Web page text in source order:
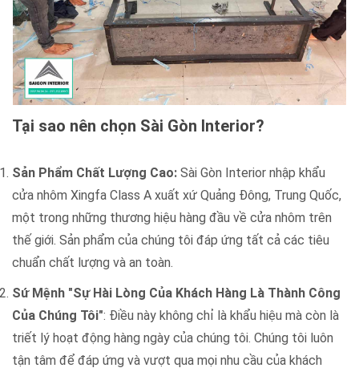
Tại sao nên chọn Sài Gòn Interior?
Sản Phẩm Chất Lượng Cao: Sài Gòn Interior nhập khẩu
cửa nhôm Xingfa Class A xuất xứ Quảng Đông, Trung Quốc,
một trong những thương hiệu hàng đầu về cửa nhôm trên
thế giới. Sản phẩm của chúng tôi đáp ứng tất cả các tiêu
chuẩn chất lượng và an toàn.
Sứ Mệnh "Sự Hài Lòng Của Khách Hàng Là Thành Công
Của Chúng Tôi": Điều này không chỉ là khẩu hiệu mà còn là
triết lý hoạt động hàng ngày của chúng tôi. Chúng tôi luôn
tận tâm để đáp ứng và vượt qua mọi nhu cầu của khách